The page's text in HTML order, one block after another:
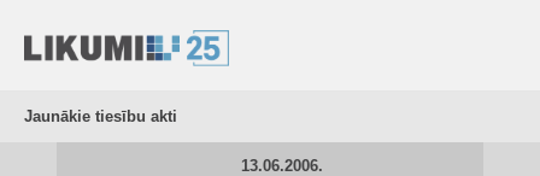
Jaunākie tiesību akti
13.06.2006.